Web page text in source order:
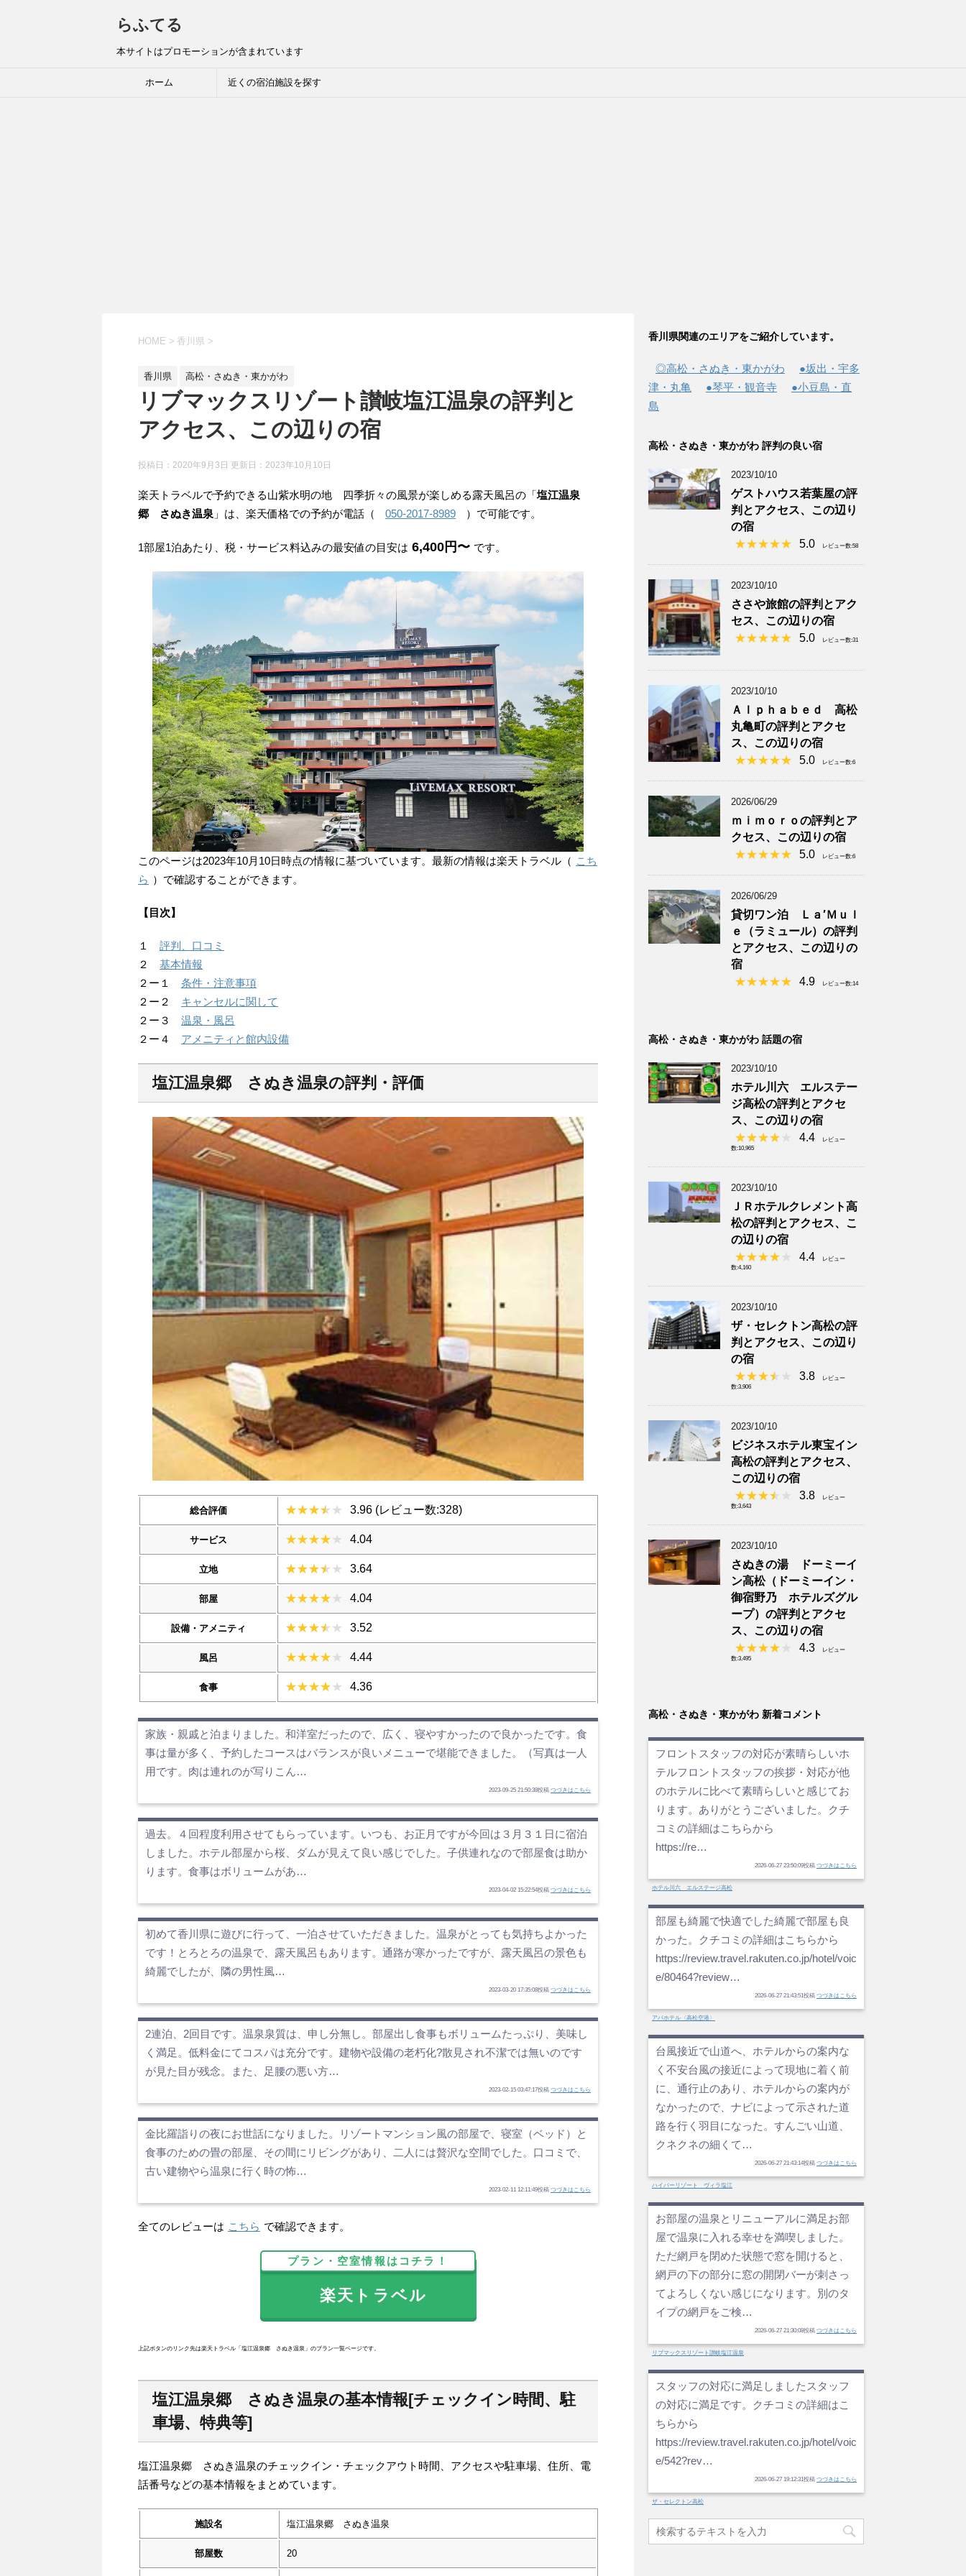
らふてる
本サイトはプロモーションが含まれています
ホーム 近くの宿泊施設を探す
HOME > 香川県 >
香川県 高松・さぬき・東かがわ
リブマックスリゾート讃岐塩江温泉の評判と
アクセス、この辺りの宿
投稿日：2020年9月3日 更新日： 2023年10月10日
楽天トラベルで予約できる山紫水明の地 四季折々の風景が楽しめる露天風呂の「塩江温泉
郷 さぬき温泉 」は、楽天価格での予約が電話（ 050-2017-8989 ）で可能です。
1部屋1泊あたり、税・サービス料込みの最安値の目安は 6,400円〜 です。
このページは2023年10月10日時点の情報に基づいています。最新の情報は楽天トラベル（ こち
ら ）で確認することができます。
【目次】
１ 評判、口コミ
２ 基本情報
２ー１ 条件・注意事項
２ー２ キャンセルに関して
２ー３ 温泉・風呂
２ー４ アメニティと館内設備
塩江温泉郷 さぬき温泉の評判・評価
総合評価 3.96 (レビュー数:328)
サービス 4.04
立地 3.64
部屋 4.04
設備・アメニティ 3.52
風呂 4.44
食事 4.36
家族・親戚と泊まりました。和洋室だったので、広く、寝やすかったので良かったです。食
事は量が多く、予約したコースはバランスが良いメニューで堪能できました。（写真は一人
用です。肉は連れのが写りこん…
2023-09-25 21:50:38投稿 つづきはこちら
過去。４回程度利用させてもらっています。いつも、お正月ですが今回は３月３１日に宿泊
しました。ホテル部屋から桜、ダムが見えて良い感じでした。子供連れなので部屋食は助か
ります。食事はボリュームがあ…
2023-04-02 15:22:54投稿 つづきはこちら
初めて香川県に遊びに行って、一泊させていただきました。温泉がとっても気持ちよかった
です！とろとろの温泉で、露天風呂もあります。通路が寒かったですが、露天風呂の景色も
綺麗でしたが、隣の男性風…
2023-03-20 17:35:08投稿 つづきはこちら
2連泊、2回目です。温泉泉質は、申し分無し。部屋出し食事もボリュームたっぷり、美味し
く満足。低料金にてコスパは充分です。建物や設備の老朽化?散見され不潔では無いのです
が見た目が残念。また、足腰の悪い方…
2023-02-15 03:47:17投稿 つづきはこちら
金比羅詣りの夜にお世話になりました。リゾートマンション風の部屋で、寝室（ベッド）と
食事のための畳の部屋、その間にリビングがあり、二人には贅沢な空間でした。口コミで、
古い建物やら温泉に行く時の怖…
2023-02-11 12:11:49投稿 つづきはこちら
全てのレビューは こちら で確認できます。
プラン・空室情報はコチラ！
楽天トラベル
上記ボタンのリンク先は楽天トラベル「塩江温泉郷 さぬき温泉」のプラン一覧ページです。
塩江温泉郷 さぬき温泉の基本情報[チェックイン時間、駐
車場、特典等]
塩江温泉郷 さぬき温泉のチェックイン・チェックアウト時間、アクセスや駐車場、住所、電
話番号などの基本情報をまとめています。
施設名 塩江温泉郷 さぬき温泉
部屋数 20
香川県関連のエリアをご紹介しています。
◎高松・さぬき・東かがわ
●坂出・宇多
津・丸亀
●琴平・観音寺
●小豆島・直
島
高松・さぬき・東かがわ 評判の良い宿
2023/10/10
ゲストハウス若葉屋の評
判とアクセス、この辺り
の宿
5.0
レビュー数:58
2023/10/10
ささや旅館の評判とアク
セス、この辺りの宿
5.0
レビュー数:31
2023/10/10
Ａｌｐｈａｂｅｄ 高松
丸亀町の評判とアクセ
ス、この辺りの宿
5.0
レビュー数:6
2026/06/29
ｍｉｍｏｒｏの評判とア
クセス、この辺りの宿
5.0
レビュー数:6
2026/06/29
貸切ワン泊 Ｌａ′Ｍｕｌ
ｅ（ラミュール）の評判
とアクセス、この辺りの
宿
4.9
レビュー数:14
高松・さぬき・東かがわ 話題の宿
2023/10/10
ホテル川六 エルステー
ジ高松の評判とアクセ
ス、この辺りの宿
4.4
レビュー
数:10,965
2023/10/10
ＪＲホテルクレメント高
松の評判とアクセス、こ
の辺りの宿
4.4
レビュー
数:4,160
2023/10/10
ザ・セレクトン高松の評
判とアクセス、この辺り
の宿
3.8
レビュー
数:3,906
2023/10/10
ビジネスホテル東宝イン
高松の評判とアクセス、
この辺りの宿
3.8
レビュー
数:3,643
2023/10/10
さぬきの湯 ドーミーイ
ン高松（ドーミーイン・
御宿野乃 ホテルズグル
ープ）の評判とアクセ
ス、この辺りの宿
4.3
レビュー
数:3,495
高松・さぬき・東かがわ 新着コメント
フロントスタッフの対応が素晴らしいホ
テルフロントスタッフの挨拶・対応が他
のホテルに比べて素晴らしいと感じてお
ります。ありがとうございました。クチ
コミの詳細はこちらから
https://re…
2026-06-27 23:50:09投稿 つづきはこちら
ホテル川六 エルステージ高松
部屋も綺麗で快適でした綺麗で部屋も良
かった。クチコミの詳細はこちらから
https://review.travel.rakuten.co.jp/hotel/voic
e/80464?review…
2026-06-27 21:43:51投稿 つづきはこちら
アパホテル〈高松空港〉
台風接近で山道へ、ホテルからの案内な
く不安台風の接近によって現地に着く前
に、通行止のあり、ホテルからの案内が
なかったので、ナビによって示された道
路を行く羽目になった。すんごい山道、
クネクネの細くて…
2026-06-27 21:43:14投稿 つづきはこちら
ハイパーリゾート ヴィラ塩江
お部屋の温泉とリニューアルに満足お部
屋で温泉に入れる幸せを満喫しました。
ただ網戸を閉めた状態で窓を開けると、
網戸の下の部分に窓の開閉バーが刺さっ
てよろしくない感じになります。別のタ
イプの網戸をご検…
2026-06-27 21:30:08投稿 つづきはこちら
リブマックスリゾート讃岐塩江温泉
スタッフの対応に満足しましたスタッフ
の対応に満足です。クチコミの詳細はこ
ちらから
https://review.travel.rakuten.co.jp/hotel/voic
e/542?rev…
2026-06-27 19:12:31投稿 つづきはこちら
ザ・セレクトン高松